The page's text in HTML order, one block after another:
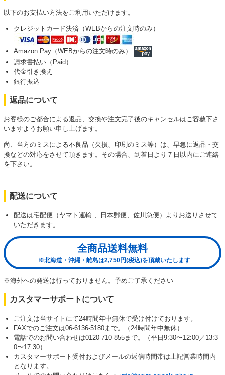
以下のお支払い方法をご利用いただけます。
クレジットカード決済（WEBからの注文時のみ）
Amazon Pay（WEBからの注文時のみ）
請求書払い（Paid）
代金引き換え
銀行振込
返品について
お客様のご都合による返品、交換や注文完了後のキャンセルはご容赦下さ
いますようお願い申し上げます。
尚、当方のミスによる不良品（欠損、印刷のミス等）は、早急に返品・交
換などの対応をさせて頂きます。その場合、到着日より７日以内にご連絡
を下さい。
配送について
配送は宅配便（ヤマト運輸 、日本郵便、佐川急便）よりお送りさせて
いただきます。
全商品送料無料
※北海道・沖縄・離島は2,750円(税込)を頂戴いたします
※海外への発送は行っておりません。予めご了承ください
カスタマーサポートについて
ご注文は当サイトにて24時間年中無休で受け付けております。
FAXでのご注文は06-6136-5180まで。（24時間年中無休）
電話でのお問い合わせは0120-710-855まで。（平日9:30〜12:00／13:3
0〜17:30）
カスタマーサポート受付およびメールの返信時間帯は上記営業時間内
となります。